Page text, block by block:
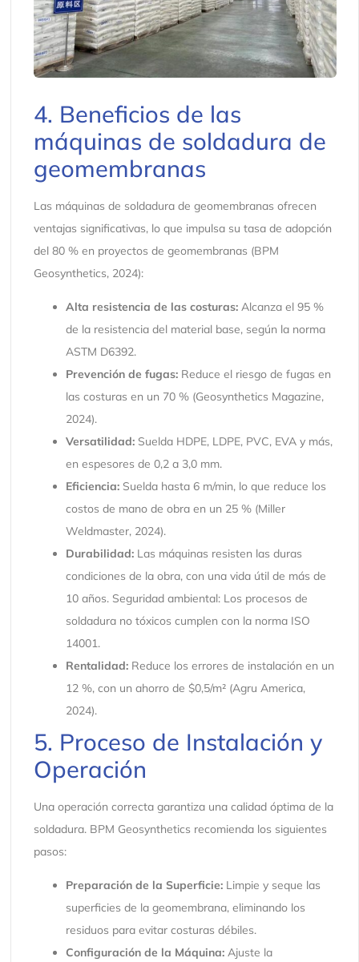
4. Beneficios de las
máquinas de soldadura de
geomembranas
Las máquinas de soldadura de geomembranas ofrecen
ventajas significativas, lo que impulsa su tasa de adopción
del 80 % en proyectos de geomembranas (BPM
Geosynthetics, 2024):
Alta resistencia de las costuras:Alcanza el 95 %
de la resistencia del material base, según la norma
ASTM D6392.
Prevención de fugas:Reduce el riesgo de fugas en
las costuras en un 70 % (Geosynthetics Magazine,
2024).
Versatilidad:Suelda HDPE, LDPE, PVC, EVA y más,
en espesores de 0,2 a 3,0 mm.
Eficiencia:Suelda hasta 6 m/min, lo que reduce los
costos de mano de obra en un 25 % (Miller
Weldmaster, 2024).
Durabilidad:Las máquinas resisten las duras
condiciones de la obra, con una vida útil de más de
10 años. Seguridad ambiental: Los procesos de
soldadura no tóxicos cumplen con la norma ISO
14001.
Rentalidad:Reduce los errores de instalación en un
12 %, con un ahorro de $0,5/m² (Agru America,
2024).
5. Proceso de Instalación y
Operación
Una operación correcta garantiza una calidad óptima de la
soldadura. BPM Geosynthetics recomienda los siguientes
pasos:
Preparación de la Superficie:Limpie y seque las
superficies de la geomembrana, eliminando los
residuos para evitar costuras débiles.
Configuración de la Máquina:Ajuste la